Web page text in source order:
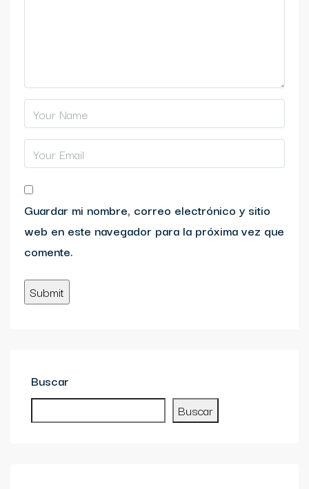
Guardar mi nombre, correo electrónico y sitio
web en este navegador para la próxima vez que
comente.
Buscar
Buscar